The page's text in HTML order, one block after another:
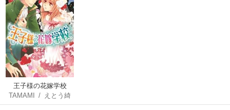
王子様の花嫁学校
【イラストなし】
TAMAMI / えとう綺
羅